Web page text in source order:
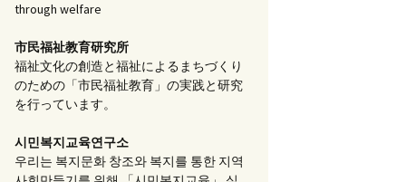
through welfare
市民福祉教育研究所
福祉文化の創造と福祉によるまちづくり
のための「市民福祉教育」の実践と研究
を行っています。
시민복지교육연구소
우리는 복지문화 창조와 복지를 통한 지역